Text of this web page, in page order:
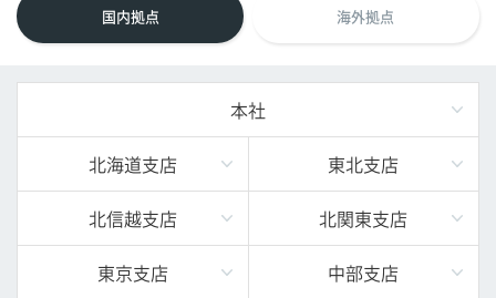
国内拠点 海外拠点
本社
北海道支店 東北支店
北信越支店 北関東支店
東京支店 中部支店